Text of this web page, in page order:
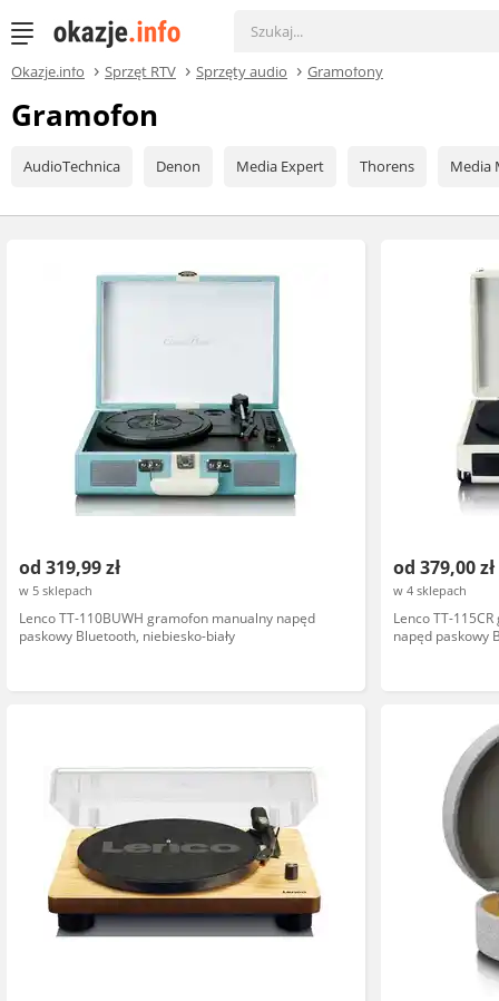
Okazje.info Sprzęt RTV Sprzęty audio Gramofony
Gramofon
AudioTechnica Denon Media Expert Thorens Media
od 319,99 zł
w 5 sklepach
Lenco TT-110BUWH gramofon manualny napęd
paskowy Bluetooth, niebiesko-biały
od 379,00 zł
w 4 sklepach
Lenco TT-
napęd paskowy